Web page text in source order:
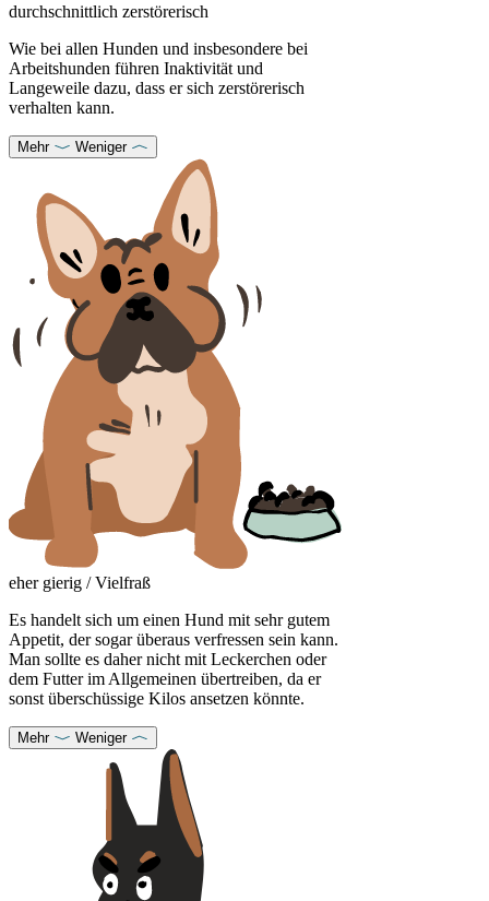
durchschnittlich zerstörerisch
Wie bei allen Hunden und insbesondere bei
Arbeitshunden führen Inaktivität und
Langeweile dazu, dass er sich zerstörerisch
verhalten kann.
Mehr Weniger
eher gierig / Vielfraß
Es handelt sich um einen Hund mit sehr gutem
Appetit, der sogar überaus verfressen sein kann.
Man sollte es daher nicht mit Leckerchen oder
dem Futter im Allgemeinen übertreiben, da er
sonst überschüssige Kilos ansetzen könnte.
Mehr Weniger